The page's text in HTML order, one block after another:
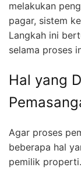
melakukan
pagar, sistem
Langkah ini
selama proses
Hal yang
Agar proses
beberapa hal
pemilik properti.